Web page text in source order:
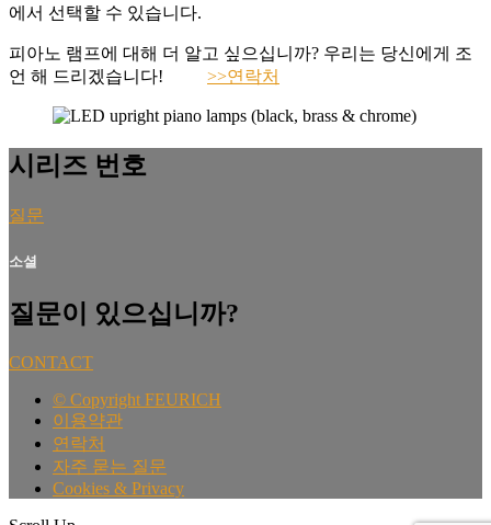
에서 선택할 수 있습니다.
피아노 램프에 대해 더 알고 싶으십니까? 우리는 당신에게 조
언 해 드리겠습니다! >>연락처
시리즈 번호
질문
소셜
질문이 있으십니까?
CONTACT
© Copyright FEURICH
이용약관
연락처
자주 묻는 질문
Cookies & Privacy